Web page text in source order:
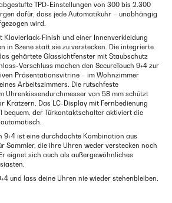
TPD-Einstellungen von 300 bis 2.300
dafür, dass jede Automatikuhr – unabhängig
wird.
Klavierlack-Finish und einer Innenverkleidung
in Szene statt sie zu verstecken. Die integrierte
gehärtete Glassichtfenster mit Staubschutz
Verschluss machen den SecureTouch 9+4 zur
Präsentationsvitrine – im Wohnzimmer
Arbeitszimmers. Die rutschfeste
Uhrenkissendurchmesser von 58 mm schützt
Kratzern. Das LC-Display mit Fernbedienung
bequem, der Türkontaktschalter aktiviert die
9+4 ist eine durchdachte Kombination aus
Sammler, die ihre Uhren weder verstecken noch
eignet sich auch als außergewöhnliches
und lass deine Uhren nie wieder stehenbleiben.